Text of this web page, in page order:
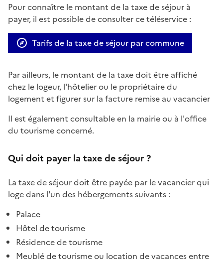
Pour connaître le montant de la taxe de séjour à
payer, il est possible de consulter ce téléservice :
Tarifs de la taxe de séjour par commune
Par ailleurs, le montant de la taxe doit être affiché
chez le logeur, l'hôtelier ou le propriétaire du
logement et figurer sur la facture remise au vacancier
Il est également consultable en la mairie ou à l'office
du tourisme concerné.
Qui doit payer la taxe de séjour ?
La taxe de séjour doit être payée par le vacancier qui
loge dans l'un des hébergements suivants :
Palace
Hôtel de tourisme
Résidence de tourisme
Meublé de tourismeou location de vacances entre